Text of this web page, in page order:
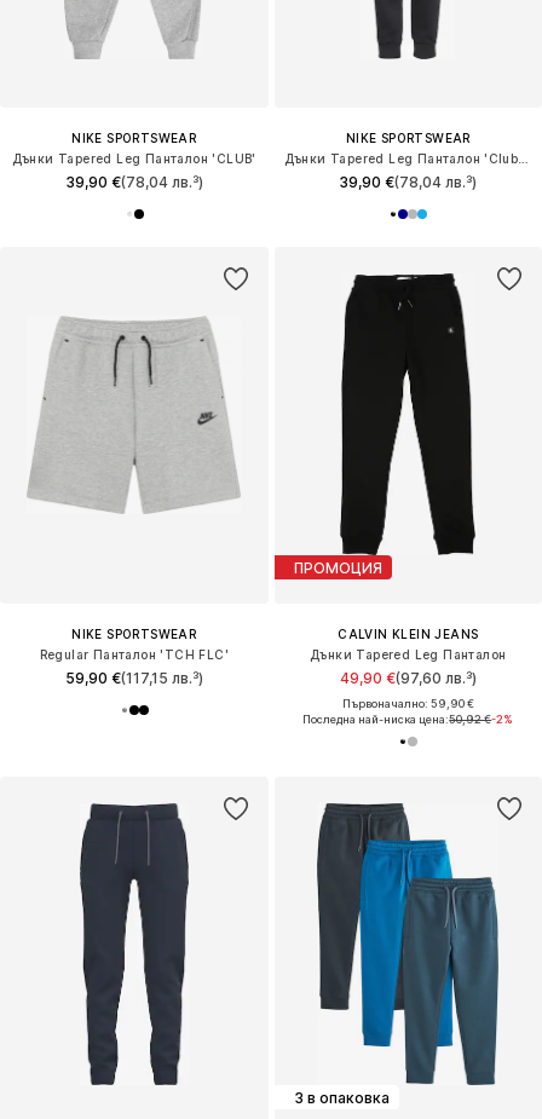
NIKE SPORTSWEAR
Дънки Tapered Leg Панталон 'CLUB'
39,90 €(78,04 лв.³)
NIKE SPORTSWEAR
39,90 €(78,04 лв.³)
NIKE SPORTSWEAR
Regular Панталон 'TCH FLC'
59,90 €(117,15 лв.³)
ПРОМОЦИЯ
CALVIN KLEIN JEANS
Дънки Tapered Leg Панталон
49,90 €(97,60 лв.³)
Първоначално: 59,90 €
Последна най-ниска цена:50,92 €-2%
3 в опаковка